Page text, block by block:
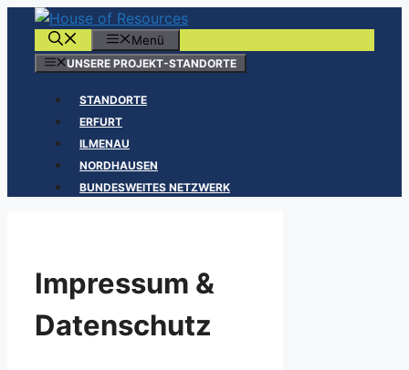
Zum
springen
Menü
UNSERE PROJEKT-STANDORTE
STANDORTE
ERFURT
ILMENAU
NORDHAUSEN
BUNDESWEITES NETZWERK
Impressum &
Datenschutz